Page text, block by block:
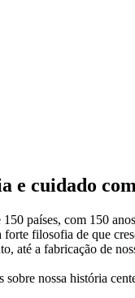
e cuidado
150 países, com 150
filosofia de que
até a fabricação de
nossa história